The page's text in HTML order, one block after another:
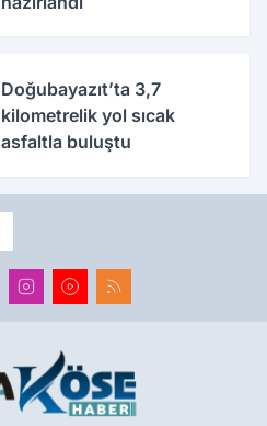
Doğubayazıt’ta 3,7
kilometrelik yol sıcak
asfaltla buluştu